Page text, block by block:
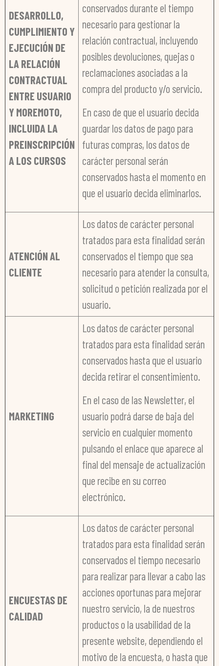
DESARROLLO,
CUMPLIMIENTO Y
EJECUCIÓN DE
LA RELACIÓN
CONTRACTUAL
ENTRE USUARIO
Y MOREMOTO,
INCLUIDA LA
PREINSCRIPCIÓN
A LOS CURSOS
conservados durante el tiempo
necesario para gestionar la
relación contractual, incluyendo
posibles devoluciones, quejas o
reclamaciones asociadas a la
compra del producto y/o servicio.
En caso de que el usuario decida
guardar los datos de pago para
futuras compras, los datos de
carácter personal serán
conservados hasta el momento en
que el usuario decida eliminarlos.
ATENCIÓN AL
CLIENTE
Los datos de carácter personal
tratados para esta finalidad serán
conservados el tiempo que sea
necesario para atender la consulta,
solicitud o petición realizada por el
usuario.
MARKETING
Los datos de carácter personal
tratados para esta finalidad serán
conservados hasta que el usuario
decida retirar el consentimiento.
En el caso de las Newsletter, el
usuario podrá darse de baja del
servicio en cualquier momento
pulsando el enlace que aparece al
final del mensaje de actualización
que recibe en su correo
electrónico.
ENCUESTAS DE
CALIDAD
Los datos de carácter personal
tratados para esta finalidad serán
conservados el tiempo necesario
para realizar para llevar a cabo las
acciones oportunas para mejorar
nuestro servicio, la de nuestros
productos o la usabilidad de la
presente website, dependiendo el
motivo de la encuesta, o hasta que